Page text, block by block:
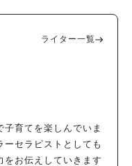
ライター一覧
育てを楽しんでいま
セラピストとしても
をお伝えしていきます